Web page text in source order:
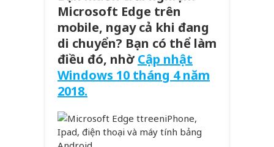
Microsoft Edge trên
mobile, ngay cả khi đang
di chuyển? Bạn có thể làm
điều đó, nhờCập nhật
Windows 10 tháng 4 năm
2018.